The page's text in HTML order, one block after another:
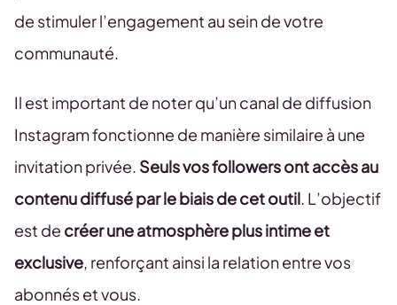
de stimuler l’engagement au sein de votre
communauté.
Il est important de noter qu’un canal de diffusion
Instagram fonctionne de manière similaire à une
invitation privée. Seuls vos followers ont accès au
contenu diffusé par le biais de cet outil. L’objectif
est de créer une atmosphère plus intime et
exclusive, renforçant ainsi la relation entre vos
abonnés et vous.